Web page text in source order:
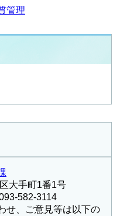
管理
大手町1番1号
582-3114
せ、ご意見等は以下の